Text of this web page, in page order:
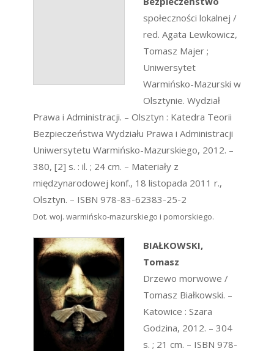
społeczności lokalnej /
red. Agata Lewkowicz,
Tomasz Majer ;
Uniwersytet
Warmińsko-Mazurski w
Olsztynie. Wydział
Prawa i Administracji. – Olsztyn : Katedra Teorii
Bezpieczeństwa Wydziału Prawa i Administracji
Uniwersytetu Warmińsko-Mazurskiego, 2012. –
380, [2] s. : il. ; 24 cm. – Materiały z
międzynarodowej konf., 18 listopada 2011 r.,
Olsztyn. – ISBN 978-83-62383-25-2
Dot. woj. warmińsko-mazurskiego i pomorskiego.
BIAŁKOWSKI,
Tomasz
Drzewo morwowe /
Tomasz Białkowski. –
Katowice : Szara
Godzina, 2012. – 304
s. ; 21 cm. – ISBN 978-